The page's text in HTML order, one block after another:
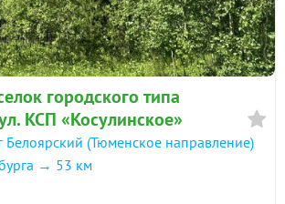
городского типа
КСП «Косулинское»
Белоярский (Тюменское направление)
→ 53 км